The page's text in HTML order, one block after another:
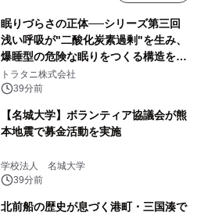
眠りづらさの正体──シリーズ第三回
浅い呼吸が"二酸化炭素過剰"を生み、
爆睡型の危険な眠りをつくる構造を解
説
トラタニ株式会社
39分前
【名城大学】ボランティア協議会が熊
本地震で募金活動を実施
学校法人 名城大学
39分前
北前船の歴史が息づく港町・三国湊で